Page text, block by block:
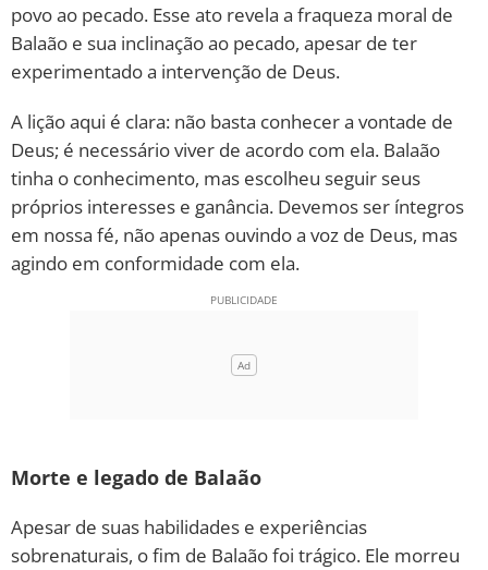
povo ao pecado. Esse ato revela a fraqueza moral de
Balaão e sua inclinação ao pecado, apesar de ter
experimentado a intervenção de Deus.
A lição aqui é clara: não basta conhecer a vontade de
Deus; é necessário viver de acordo com ela. Balaão
tinha o conhecimento, mas escolheu seguir seus
próprios interesses e ganância. Devemos ser íntegros
em nossa fé, não apenas ouvindo a voz de Deus, mas
agindo em conformidade com ela.
Morte e legado de Balaão
Apesar de suas habilidades e experiências
sobrenaturais, o fim de Balaão foi trágico. Ele morreu